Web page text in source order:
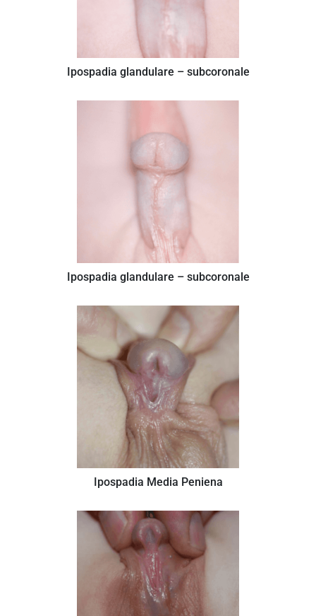
Ipospadia glandulare – subcoronale
Ipospadia glandulare – subcoronale
Ipospadia Media Peniena